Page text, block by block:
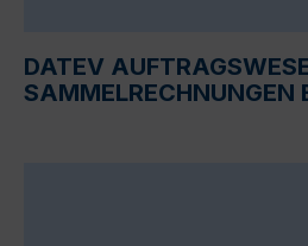
DATEV
SAMMELRECHNUNGEN